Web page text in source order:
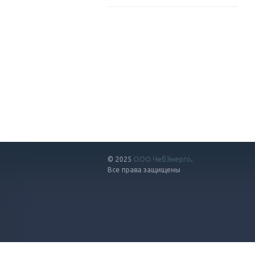
© 2025 ООО ЧебЭнерго.
Все права защищены